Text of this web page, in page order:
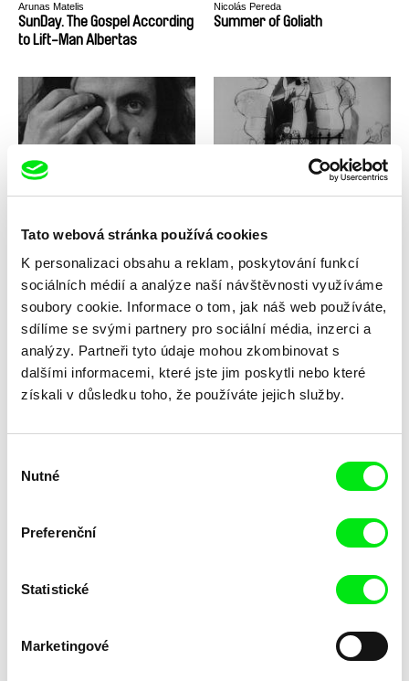
Tato webová stránka používá cookies
K personalizaci obsahu a reklam, poskytování funkcí
sociálních médií a analýze naší návštěvnosti využíváme
soubory cookie. Informace o tom, jak náš web používáte,
sdílíme se svými partnery pro sociální média, inzerci a
analýzy. Partneři tyto údaje mohou zkombinovat s
dalšími informacemi, které jste jim poskytli nebo které
získali v důsledku toho, že používáte jejich služby.
souhlasu
Nutné
Preferenční
Statistické
Marketingové
Arunas Matelis
SunDay. The Gospel According
to Lift-Man Albertas
Nicolás Pereda
Summer of Goliath
Jan Ságl
Suchá u Nejdku Studňa lásky
Jean-Marc Chapoulie
Středomoří
Vesela Kazakova, Mina Mileva
služba
Struktura
Structural Filmwaste.